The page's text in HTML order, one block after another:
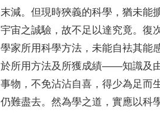
末減。但現時狹義的科學 ，猶未能
宇宙之誠驗 ，故不足以達究竟。復
學家所用科學方法 ，未能自袪其能
於所用方法及所獲成績——知識及
事物 ，不免沾沾自喜 ，得少為足而
仍難盡去。然為學之道 ，實應以科